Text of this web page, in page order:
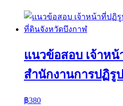
แนวข้อสอบ เจ้าห
สำนักงานการปฏิรู
฿380